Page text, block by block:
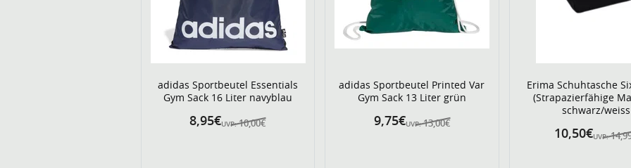
adidas Sportbeutel Essentials
Gym Sack 16 Liter navyblau
UVP: 10,00€
8,95€
adidas Sportbeutel Printed Var
Gym Sack 13 Liter grün
UVP: 13,00€
9,75€
Erima Schuhtasche
(Strapazierfähige
schwarz/weiss
UVP:
10,50€